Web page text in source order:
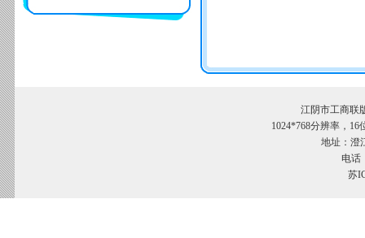
江阴市工商联
1024*768分辨率，
地址：澄
电话
苏